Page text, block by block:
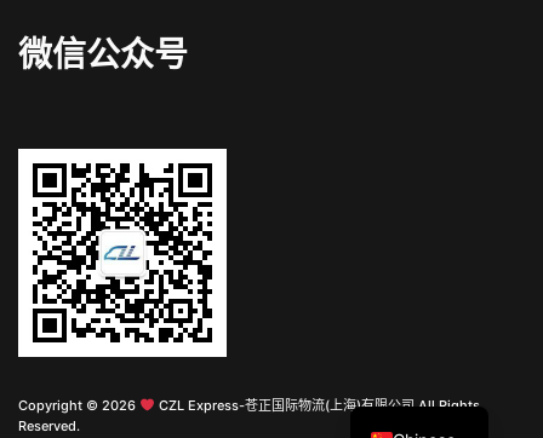
微信公众号
Copyright © 2026
CZL Express-苍正国际物流(上海)有限公司 All Rights
Reserved.
English